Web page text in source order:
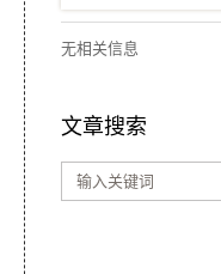
无相关信息
文章搜索